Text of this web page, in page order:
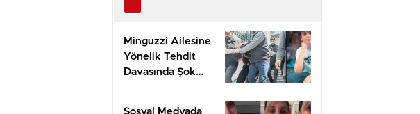
Minguzzi Ailesine
Yönelik Tehdit
Davasında Şok
Sosyal Medyada